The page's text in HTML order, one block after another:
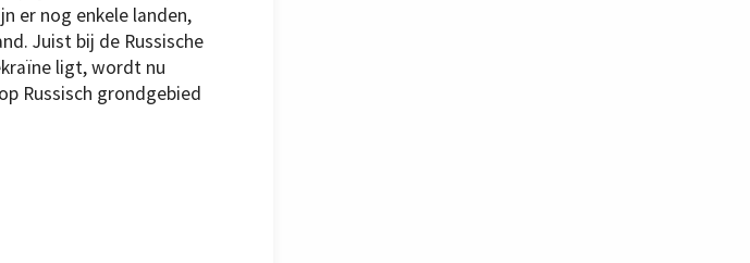
er nog enkele landen,
Juist bij de Russische
ligt, wordt nu
Russisch grondgebied